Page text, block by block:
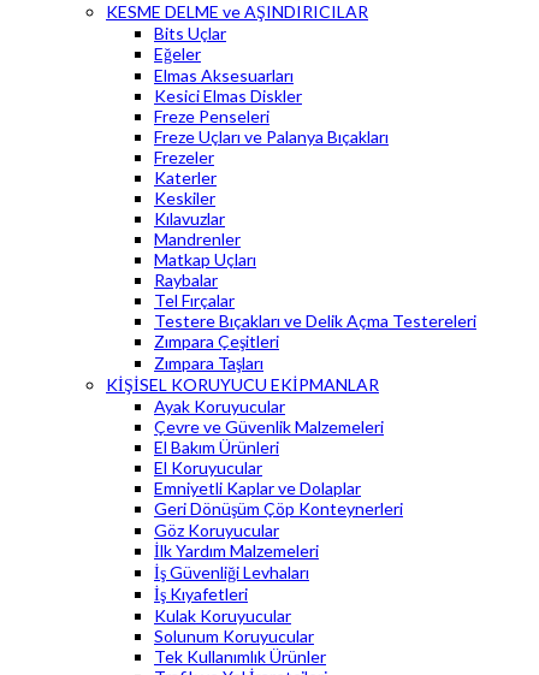
KESME DELME ve AŞINDIRICILAR
Bits Uçlar
Eğeler
Elmas Aksesuarları
Kesici Elmas Diskler
Freze Penseleri
Freze Uçları ve Palanya Bıçakları
Frezeler
Katerler
Keskiler
Kılavuzlar
Mandrenler
Matkap Uçları
Raybalar
Tel Fırçalar
Testere Bıçakları ve Delik Açma Testereleri
Zımpara Çeşitleri
Zımpara Taşları
KİŞİSEL KORUYUCU EKİPMANLAR
Ayak Koruyucular
Çevre ve Güvenlik Malzemeleri
El Bakım Ürünleri
El Koruyucular
Emniyetli Kaplar ve Dolaplar
Geri Dönüşüm Çöp Konteynerleri
Göz Koruyucular
İlk Yardım Malzemeleri
İş Güvenliği Levhaları
İş Kıyafetleri
Kulak Koruyucular
Solunum Koruyucular
Tek Kullanımlık Ürünler